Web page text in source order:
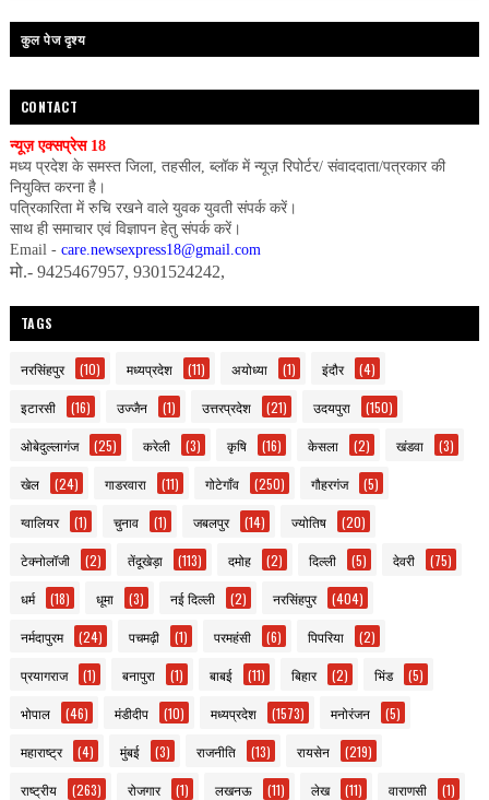
कुल पेज दृश्य
CONTACT
न्यूज़ एक्सप्रेस 18
मध्य प्रदेश के समस्त जिला, तहसील, ब्लॉक में न्यूज़ रिपोर्टर/ संवाददाता/पत्रकार की
नियुक्ति करना है।
पत्रिकारिता में रुचि रखने वाले युवक युवती संपर्क करें।
साथ ही समाचार एवं विज्ञापन हेतु संपर्क करें।
Email - care.newsexpress18@gmail.com
मो.- 9425467957, 9301524242,
TAGS
नरसिंहपुर (10) मध्यप्रदेश (11) अयोध्या (1) इंदौर (4)
इटारसी (16) उज्जैन (1) उत्तरप्रदेश (21) उदयपुरा (150)
ओबेदुल्लागंज (25) करेली (3) कृषि (16) केसला (2) खंडवा (3)
खेल (24) गाडरवारा (11) गोटेगाँव (250) गौहरगंज (5)
ग्वालियर (1) चुनाव (1) जबलपुर (14) ज्योतिष (20)
टेक्नोलॉजी (2) तेंदूखेड़ा (113) दमोह (2) दिल्ली (5) देवरी (75)
धर्म (18) धूमा (3) नई दिल्ली (2) नरसिंहपुर (404)
नर्मदापुरम (24) पचमढ़ी (1) परमहंसी (6) पिपरिया (2)
प्रयागराज (1) बनापुरा (1) बाबई (11) बिहार (2) भिंड (5)
भोपाल (46) मंडीदीप (10) मध्यप्रदेश (1573) मनोरंजन (5)
महाराष्ट्र (4) मुंबई (3) राजनीति (13) रायसेन (219)
राष्ट्रीय (263) रोजगार (1) लखनऊ (11) लेख (11) वाराणसी (1)